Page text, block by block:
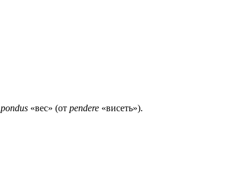
pondus «вес» (от pendere «висеть»).